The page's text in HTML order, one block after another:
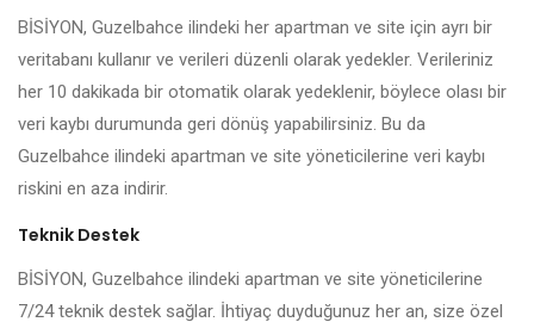
BİSİYON, Guzelbahce ilindeki her apartman ve site için ayrı bir
veritabanı kullanır ve verileri düzenli olarak yedekler. Verileriniz
her 10 dakikada bir otomatik olarak yedeklenir, böylece olası bir
veri kaybı durumunda geri dönüş yapabilirsiniz. Bu da
Guzelbahce ilindeki apartman ve site yöneticilerine veri kaybı
riskini en aza indirir.
Teknik Destek
BİSİYON, Guzelbahce ilindeki apartman ve site yöneticilerine
7/24 teknik destek sağlar. İhtiyaç duyduğunuz her an, size özel